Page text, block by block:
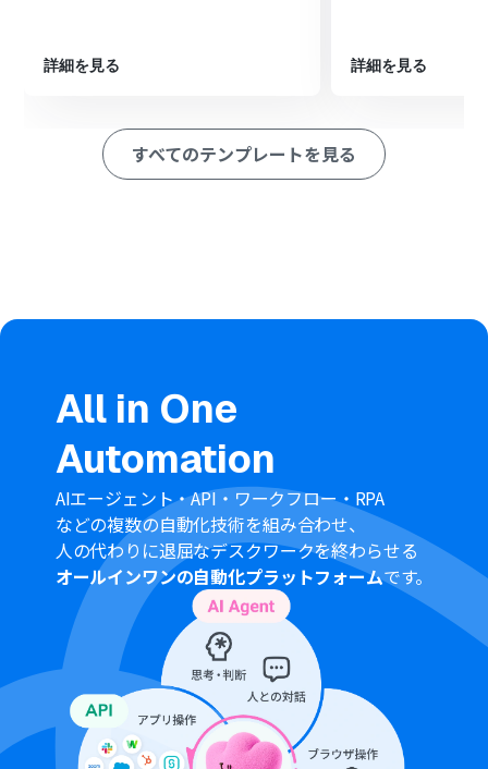
最後に、オペレーションでMemを選択し、「Save to
Mem」アクションを設定して、前のステップで生成され
※「トリガー」：フロー起動のきっかけとなるアクション、「オ
ペレーション」：トリガー起動後、フロー内で処理を行うアク
Memに内容を保存するアクションでは、OpenAIで生成し
■注意事項
Googleフォーム、Open AI、MemのそれぞれとYoomを
連携してください。
トリガーは5分、10分、15分、30分、60分の間隔で起動
間隔を選択できます。
プランによって最短の起動間隔が異なりますので、ご注意
ください。
Googleフォームをトリガーとして使用した際の回答内容
を取得する方法は「 Googleフォームトリガーで、回答内
容を取得する方法」を参照ください。
ChatGPT（OpenAI）のアクションを実行するには、
OpenAIの
API有料プラン の契約が必要です。（APIが使用
されたときに支払いができる状態）
ChatGPTのAPI利用はOpenAI社が有料で提供しており、
API疎通時のトークンにより従量課金される仕組みとなっ
ています。そのため、API使用時にお支払いが行える状況
詳細を見る 詳細を見る
すべてのテンプレートを見る
All in One
Automation
AIエージェント・API・ワークフロー・RPA
などの複数の自動化技術を組み合わせ、
人の代わりに退屈なデスクワークを終わらせる
オールインワンの自動化プラットフォームです。